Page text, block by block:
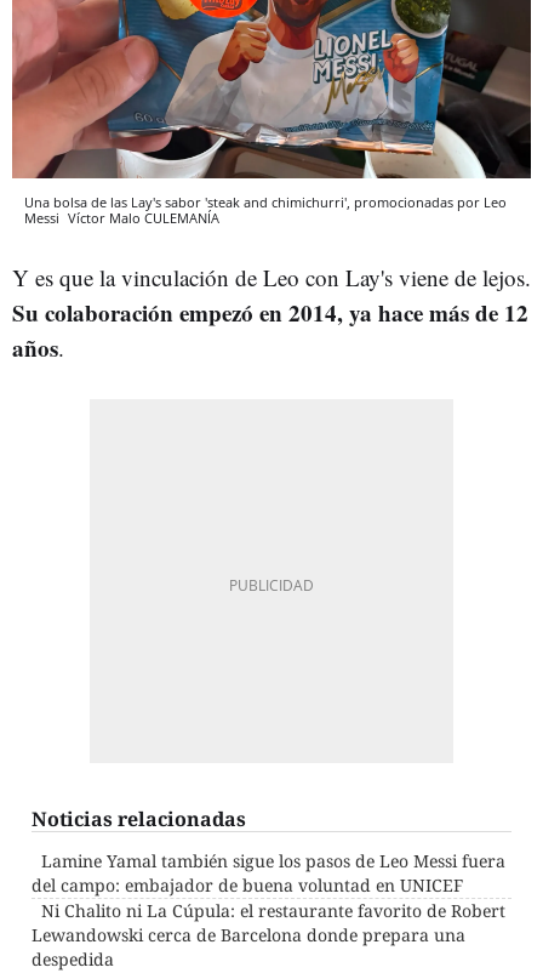
Una bolsa de las Lay's sabor 'steak and chimichurri', promocionadas por Leo
Messi Víctor Malo CULEMANÍA
Y es que la vinculación de Leo con Lay's viene de lejos.
Su colaboración empezó en 2014, ya hace más de 12
años.
Noticias relacionadas
Lamine Yamal también sigue los pasos de Leo Messi fuera
del campo: embajador de buena voluntad en UNICEF
Ni Chalito ni La Cúpula: el restaurante favorito de Robert
Lewandowski cerca de Barcelona donde prepara una
despedida